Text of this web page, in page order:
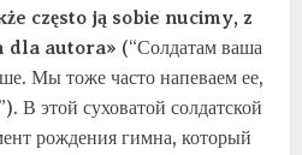
często ją sobie nucimy, z
dla autora» (“Солдатам ваша
Мы тоже часто напеваем ее,
В этой суховатой солдатской
рождения гимна, который